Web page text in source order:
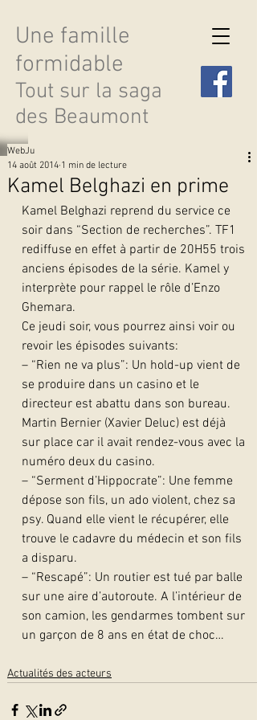
Une famille
formidable
Tout sur la saga
des Beaumont
Découvrir les saisons
Kamel Belghazi en prime
WebJu
14 août 2014 1 min de lecture
Kamel Belghazi reprend du service ce
soir dans “Section de recherches”. TF1
rediffuse en effet à partir de 20H55 trois
anciens épisodes de la série. Kamel y
interprète pour rappel le rôle d’Enzo
Ghemara.
Ce jeudi soir, vous pourrez ainsi voir ou
revoir les épisodes suivants:
– “Rien ne va plus”: Un hold-up vient de
se produire dans un casino et le
directeur est abattu dans son bureau.
Martin Bernier (Xavier Deluc) est déjà
sur place car il avait rendez-vous avec la
numéro deux du casino.
– “Serment d’Hippocrate”: Une femme
dépose son fils, un ado violent, chez sa
psy. Quand elle vient le récupérer, elle
trouve le cadavre du médecin et son fils
a disparu.
– “Rescapé”: Un routier est tué par balle
sur une aire d’autoroute. A l’intérieur de
son camion, les gendarmes tombent sur
un garçon de 8 ans en état de choc…
Actualités des acteurs